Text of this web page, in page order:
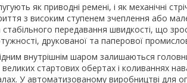
як приводні ремені, і як механічні
з високим ступенем зчеплення або
стабільного передавання швидкості, що
друкованої та паперової
внутрішнім шаром залишаються
стартових обертах і коливаннях
У автоматизованому виробництві для